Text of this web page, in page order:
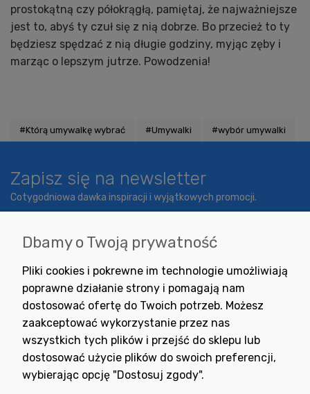
prostokątną czy półokrągłą, pamiętaj, że najważniejsze
jest to, abyś ty czuł się z nią dobrze. Bo przecież to ty
będziesz spędzać z nią długie godziny, myjąc zęby i
marząc o lepszym jutrze. Powodzenia!
#Którą umywalkę wybrać #Umywalki #wybór umywalki
Zapisz się na newsletter
Cotygodniowa dawka inspiracji i wyjątkowych promocji.
Wyrażam zgodę na otrzymywanie newslettera z inspiracjami,
nowościami i promocjami.
Potrzebujesz pomocy
Dbamy o Twoją prywatność
Pliki cookies i pokrewne im technologie umożliwiają
poprawne działanie strony i pomagają nam
dostosować ofertę do Twoich potrzeb. Możesz
zaakceptować wykorzystanie przez nas
wszystkich tych plików i przejść do sklepu lub
dostosować użycie plików do swoich preferencji,
wybierając opcję "Dostosuj zgody".